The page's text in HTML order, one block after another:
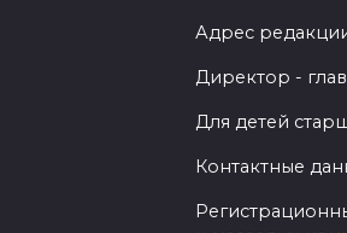
Адрес
Директор -
Для детей
Контактные